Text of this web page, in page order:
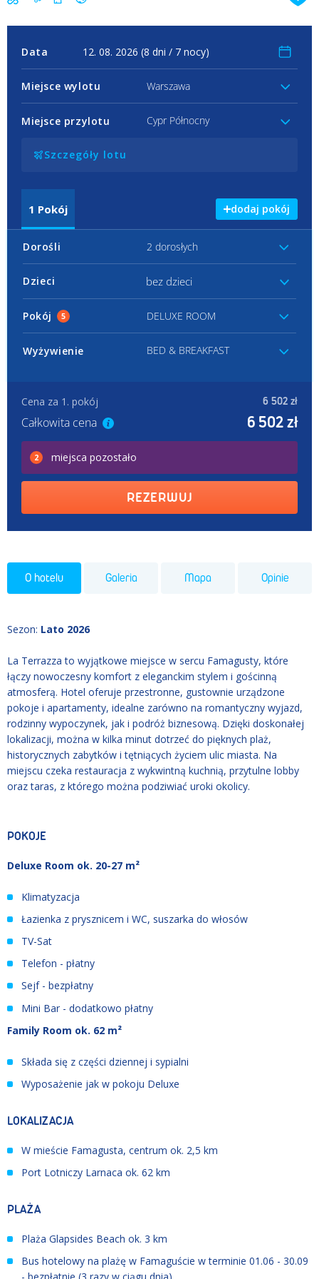
Data
Miejsce wylotu Warszawa
Miejsce przylotu Cypr Północny
Szczegóły lotu
1 Pokój dodaj pokój
Dorośli 2 dorosłych
Dzieci bez dzieci
Pokój 5 DELUXE ROOM
Wyżywienie BED & BREAKFAST
Cena za 1. pokój 6 502 zł
Całkowita cena 6 502 zł
2 miejsca pozostało
REZERWUJ
O hotelu Galeria Mapa Opinie
Sezon: Lato 2026
La Terrazza to wyjątkowe miejsce w sercu Famagusty, które
łączy nowoczesny komfort z eleganckim stylem i gościnną
atmosferą. Hotel oferuje przestronne, gustownie urządzone
pokoje i apartamenty, idealne zarówno na romantyczny wyjazd,
rodzinny wypoczynek, jak i podróż biznesową. Dzięki doskonałej
lokalizacji, można w kilka minut dotrzeć do pięknych plaż,
historycznych zabytków i tętniących życiem ulic miasta. Na
miejscu czeka restauracja z wykwintną kuchnią, przytulne lobby
oraz taras, z którego można podziwiać uroki okolicy.
POKOJE
Deluxe Room ok. 20-27 m²
Klimatyzacja
Łazienka z prysznicem i WC, suszarka do włosów
TV-Sat
Telefon - płatny
Sejf - bezpłatny
Mini Bar - dodatkowo płatny
Family Room ok. 62 m²
Składa się z części dziennej i sypialni
Wyposażenie jak w pokoju Deluxe
LOKALIZACJA
W mieście Famagusta, centrum ok. 2,5 km
Port Lotniczy Larnaca ok. 62 km
PLAŻA
Plaża Glapsides Beach ok. 3 km
Bus hotelowy na plażę w Famaguście w terminie 01.06 - 30.09